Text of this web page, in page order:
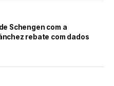
Schengen com a
rebate com dados